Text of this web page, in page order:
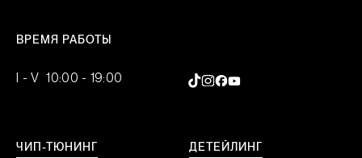
ВРЕМЯ РАБОТЫ
I - V 10:00 - 19:00
ЧИП-ТЮНИНГ ДЕТЕЙЛИНГ